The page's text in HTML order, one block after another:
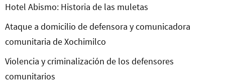
Hotel Abismo: Historia de las muletas
Ataque a domicilio de defensora y comunicadora
comunitaria de Xochimilco
Violencia y criminalización de los defensores
comunitarios